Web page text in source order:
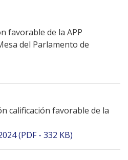
favorable de la APP
del Parlamento de
calificación favorable de la
(PDF - 332 KB)